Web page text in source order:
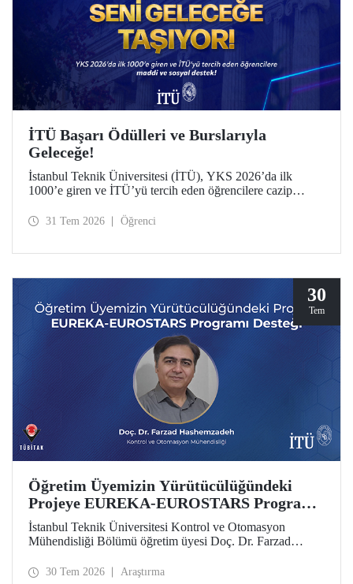
İTÜ Başarı Ödülleri ve Burslarıyla
Geleceğe!
İstanbul Teknik Üniversitesi (İTÜ), YKS 2026’da ilk
1000’e giren ve İTÜ’yü tercih eden öğrencilere cazip
31 Tem 2026 Öğrenci
30
Tem
Öğretim Üyemizin Yürütücülüğündeki
Projeye EUREKA-EUROSTARS Programı
Desteği
İstanbul Teknik Üniversitesi Kontrol ve Otomasyon
Mühendisliği Bölümü öğretim üyesi Doç. Dr. Farzad
Driven Resilient Power Systems: Revolutionizing Energy
30 Tem 2026 Araştırma